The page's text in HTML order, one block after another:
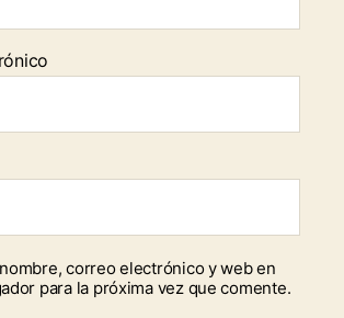
correo electrónico y web en
para la próxima vez que comente.